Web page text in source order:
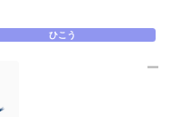
ひこう